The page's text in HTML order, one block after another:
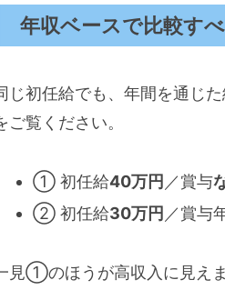
年収ベースで比較す
じ初任給でも、年間を通じ
ご覧ください。
① 初任給40万円 ／賞与
② 初任給30万円 ／賞与
見①のほうが高収入に見え